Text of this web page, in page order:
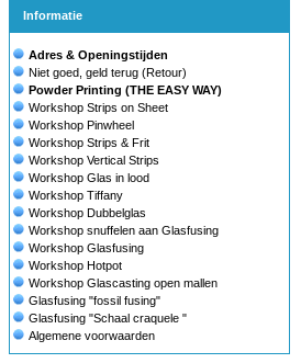
Informatie
Adres & Openingstijden
Niet goed, geld terug (Retour)
Powder Printing (THE EASY WAY)
Workshop Strips on Sheet
Workshop Pinwheel
Workshop Strips & Frit
Workshop Vertical Strips
Workshop Glas in lood
Workshop Tiffany
Workshop Dubbelglas
Workshop snuffelen aan Glasfusing
Workshop Glasfusing
Workshop Hotpot
Workshop Glascasting open mallen
Glasfusing "fossil fusing"
Glasfusing "Schaal craquele "
Algemene voorwaarden